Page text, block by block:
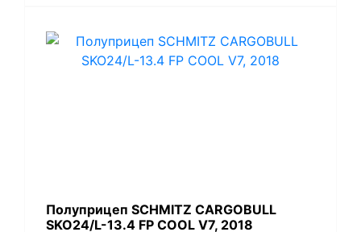
Полуприцеп SCHMITZ CARGOBULL
SKO24/L-13.4 FP COOL V7, 2018